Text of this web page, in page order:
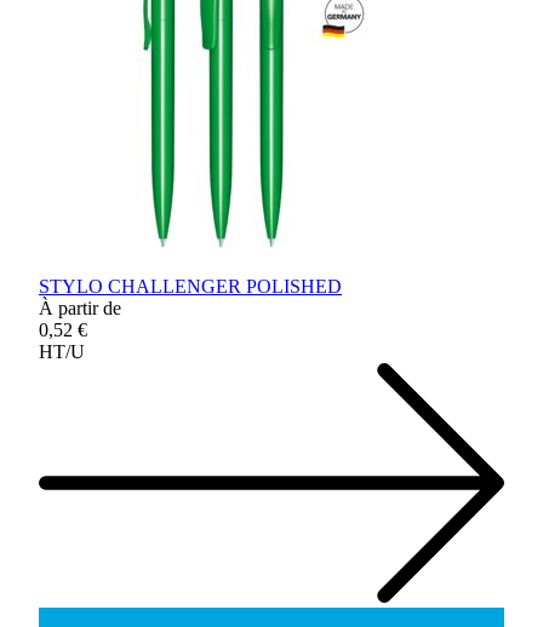
STYLO CHALLENGER POLISHED
À partir de
0,52 €
HT/U